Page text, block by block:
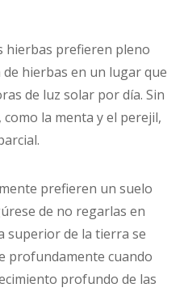
hierbas prefieren pleno
de hierbas en un lugar que
de luz solar por día. Sin
la menta y el perejil,
prefieren un suelo
de no regarlas en
superior de la tierra se
profundamente cuando
profundo de las